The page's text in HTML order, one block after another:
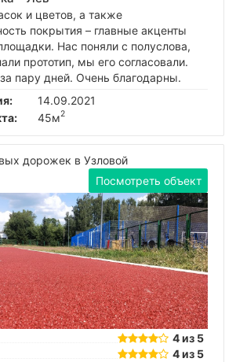
и цветов, а также
покрытия – главные акценты
Нас поняли с полуслова,
прототип, мы его согласовали.
пару дней. Очень благодарны.
14.09.2021
45м2
дорожек в Узловой
Посмотреть объект
4 из 5
4 из 5